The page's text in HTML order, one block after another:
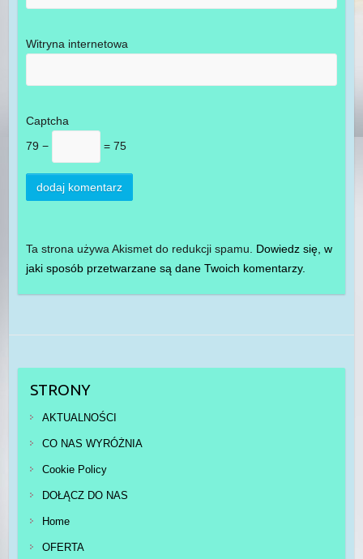
Witryna internetowa
Captcha
79 −
= 75
Ta strona używa Akismet do redukcji spamu. Dowiedz się, w
jaki sposób przetwarzane są dane Twoich komentarzy.
STRONY
AKTUALNOŚCI
CO NAS WYRÓŻNIA
Cookie Policy
DOŁĄCZ DO NAS
Home
OFERTA